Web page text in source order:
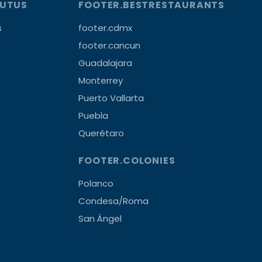
FOOTER.BESTRESTAURANTS
footer.cdmx
footer.cancun
Guadalajara
Monterrey
Puerto Vallarta
Puebla
Querétaro
FOOTER.COLONIES
Polanco
Condesa/Roma
San Ángel